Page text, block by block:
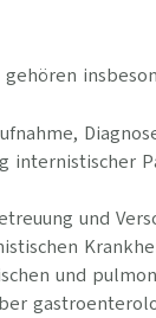
internistischer
und
und